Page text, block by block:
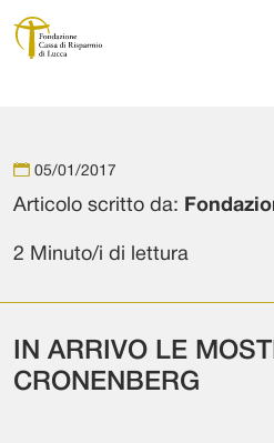
Navigazione principale
05/01/2017
Articolo scritto da:
2 Minuto/i di lettura
IN ARRIVO LE
CRONENBERG